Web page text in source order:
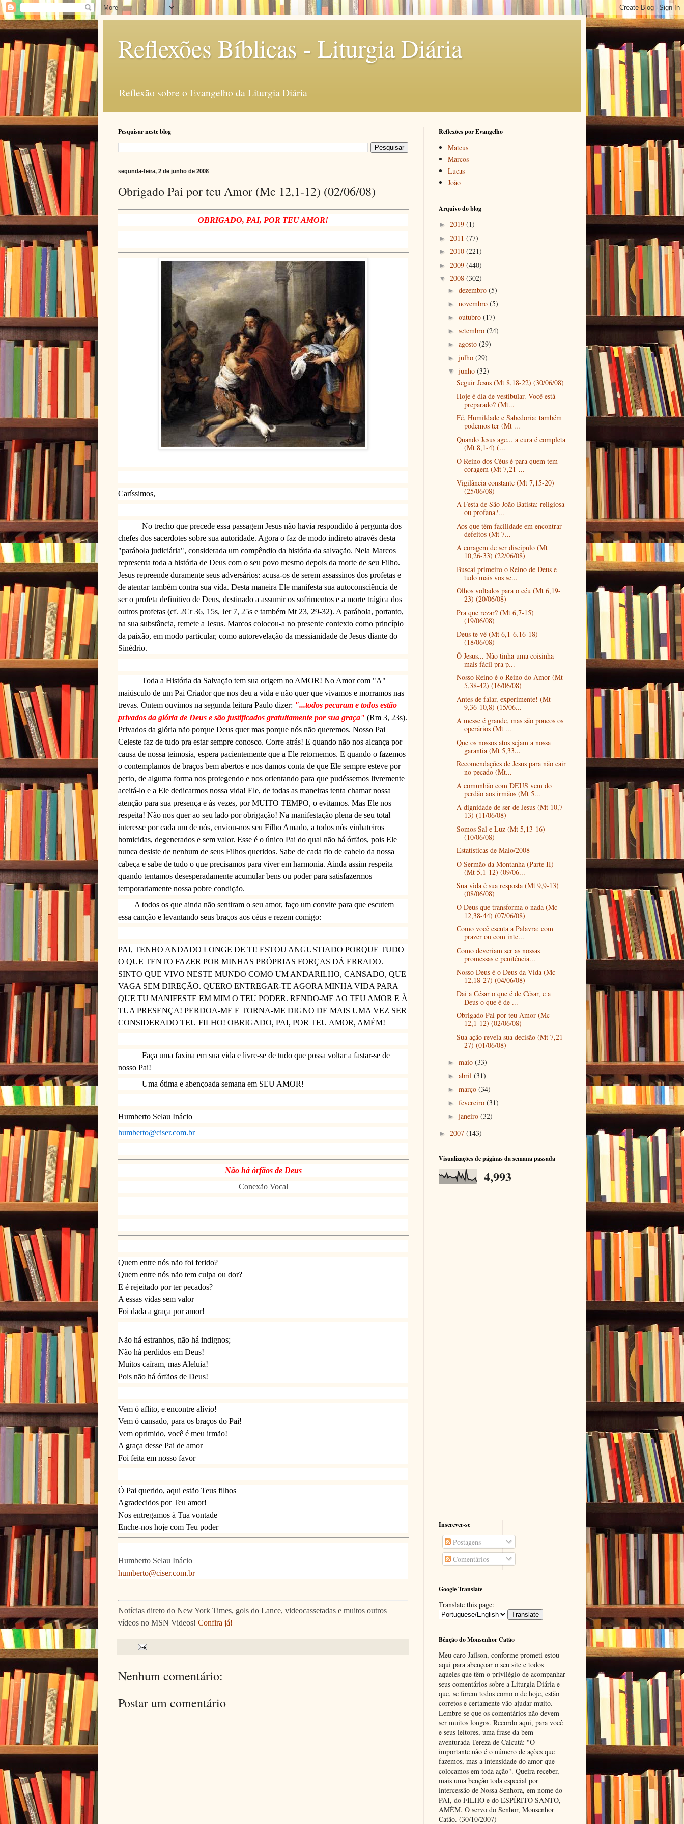
Reflexões Bíblicas - Liturgia Diária
Reflexão sobre o Evangelho da Liturgia Diária
Pesquisar neste blog
segunda-feira, 2 de junho de 2008
Obrigado Pai por teu Amor (Mc 12,1-12) (02/06/08)
OBRIGADO, PAI, POR TEU AMOR!
Caríssimos,
No trecho que precede essa passagem Jesus não havia respondido à pergunta dos
chefes dos sacerdotes sobre sua autoridade. Agora o faz de modo indireto através desta
"parábola judiciária", considerada um compêndio da história da salvação. Nela Marcos
representa toda a história de Deus com o seu povo mesmo depois da morte de seu Filho.
Jesus repreende duramente seus adversários: acusa-os de serem assassinos dos profetas e
de atentar também contra sua vida. Desta maneira Ele manifesta sua autoconsciência de
ser o profeta definitivo de Deus, destinado a assumir os sofrimentos e a morte trágica dos
outros profetas (cf. 2Cr 36, 15s, Jer 7, 25s e também Mt 23, 29-32). A parábola, portanto,
na sua substância, remete a Jesus. Marcos colocou-a no presente contexto como princípio
da paixão, em modo particular, como autorevelação da messianidade de Jesus diante do
Sinédrio.
Toda a História da Salvação tem sua origem no AMOR! No Amor com "A"
maiúsculo de um Pai Criador que nos deu a vida e não quer que vivamos e morramos nas
trevas. Ontem ouvimos na segunda leitura Paulo dizer: "...todos pecaram e todos estão
privados da glória de Deus e são justificados gratuitamente por sua graça" (Rm 3, 23s).
Privados da glória não porque Deus quer mas porque nós não queremos. Nosso Pai
Celeste faz de tudo pra estar sempre conosco. Corre atrás! E quando não nos alcança por
causa de nossa teimosia, espera pacientemente que a Ele retornemos. E quando o fazemos
o contemplamos de braços bem abertos e nos damos conta de que Ele sempre esteve por
perto, de alguma forma nos protegendo e nos orientando para que pudéssemos livremente
aceitá-lo e a Ele dedicarmos nossa vida! Ele, de todas as maneiras tenta chamar nossa
atenção para sua presença e às vezes, por MUITO TEMPO, o evitamos. Mas Ele nos
respeita! Não nos quer ao seu lado por obrigação! Na manifestação plena de seu total
interesse por cada um de nós, enviou-nos seu Filho Amado, a todos nós vinhateiros
homicidas, degenerados e sem valor. Esse é o único Pai do qual não há órfãos, pois Ele
nunca desiste de nenhum de seus Filhos queridos. Sabe de cada fio de cabelo da nossa
cabeça e sabe de tudo o que precisamos para viver em harmonia. Ainda assim respeita
quando tentamos desesperadamente acumular bens ou poder para satisfazermos
temporariamente nossa pobre condição.
A todos os que ainda não sentiram o seu amor, faço um convite para que escutem
essa canção e levantando seus braços aos céus e rezem comigo:
PAI, TENHO ANDADO LONGE DE TI! ESTOU ANGUSTIADO PORQUE TUDO
O QUE TENTO FAZER POR MINHAS PRÓPRIAS FORÇAS DÁ ERRADO.
SINTO QUE VIVO NESTE MUNDO COMO UM ANDARILHO, CANSADO, QUE
VAGA SEM DIREÇÃO. QUERO ENTREGAR-TE AGORA MINHA VIDA PARA
QUE TU MANIFESTE EM MIM O TEU PODER. RENDO-ME AO TEU AMOR E À
TUA PRESENÇA! PERDOA-ME E TORNA-ME DIGNO DE MAIS UMA VEZ SER
CONSIDERADO TEU FILHO! OBRIGADO, PAI, POR TEU AMOR, AMÉM!
Faça uma faxina em sua vida e livre-se de tudo que possa voltar a fastar-se de
nosso Pai!
Uma ótima e abençoada semana em SEU AMOR!
Humberto Selau Inácio
humberto@ciser.com.br
Não há órfãos de Deus
Conexão Vocal
Quem entre nós não foi ferido?
Quem entre nós não tem culpa ou dor?
E é rejeitado por ter pecados?
A essas vidas sem valor
Foi dada a graça por amor!
Não há estranhos, não há indignos;
Não há perdidos em Deus!
Muitos caíram, mas Aleluia!
Pois não há órfãos de Deus!
Vem ó aflito, e encontre alívio!
Vem ó cansado, para os braços do Pai!
Vem oprimido, você é meu irmão!
A graça desse Pai de amor
Foi feita em nosso favor
Ó Pai querido, aqui estão Teus filhos
Agradecidos por Teu amor!
Nos entregamos à Tua vontade
Enche-nos hoje com Teu poder
Humberto Selau Inácio
humberto@ciser.com.br
Notícias direto do New York Times, gols do Lance, videocassetadas e muitos outros
vídeos no MSN Videos! Confira já!
Nenhum comentário:
Postar um comentário
Reflexões por Evangelho
Mateus
Marcos
Lucas
João
Arquivo do blog
► 2019 (1)
► 2011 (77)
► 2010 (221)
► 2009 (440)
▼ 2008 (302)
► dezembro (5)
► novembro (5)
► outubro (17)
► setembro (24)
► agosto (29)
► julho (29)
▼ junho (32)
Seguir Jesus (Mt 8,18-22) (30/06/08)
Hoje é dia de vestibular. Você está
preparado? (Mt...
Fé, Humildade e Sabedoria: também
podemos ter (Mt ...
Quando Jesus age... a cura é completa
(Mt 8,1-4) (...
O Reino dos Céus é para quem tem
coragem (Mt 7,21-...
Vigilância constante (Mt 7,15-20)
(25/06/08)
A Festa de São João Batista: religiosa
ou profana?...
Aos que têm facilidade em encontrar
defeitos (Mt 7...
A coragem de ser discípulo (Mt
10,26-33) (22/06/08)
Buscai primeiro o Reino de Deus e
tudo mais vos se...
Olhos voltados para o céu (Mt 6,19-
23) (20/06/08)
Pra que rezar? (Mt 6,7-15)
(19/06/08)
Deus te vê (Mt 6,1-6.16-18)
(18/06/08)
Ô Jesus... Não tinha uma coisinha
mais fácil pra p...
Nosso Reino é o Reino do Amor (Mt
5,38-42) (16/06/08)
Antes de falar, experimente! (Mt
9,36-10,8) (15/06...
A messe é grande, mas são poucos os
operários (Mt ...
Que os nossos atos sejam a nossa
garantia (Mt 5,33...
Recomendações de Jesus para não cair
no pecado (Mt...
A comunhão com DEUS vem do
perdão aos irmãos (Mt 5...
A dignidade de ser de Jesus (Mt 10,7-
13) (11/06/08)
Somos Sal e Luz (Mt 5,13-16)
(10/06/08)
Estatísticas de Maio/2008
O Sermão da Montanha (Parte II)
(Mt 5,1-12) (09/06...
Sua vida é sua resposta (Mt 9,9-13)
(08/06/08)
O Deus que transforma o nada (Mc
12,38-44) (07/06/08)
Como você escuta a Palavra: com
prazer ou com inte...
Como deveriam ser as nossas
promessas e penitência...
Nosso Deus é o Deus da Vida (Mc
12,18-27) (04/06/08)
Dai a César o que é de César, e a
Deus o que é de ...
Obrigado Pai por teu Amor (Mc
12,1-12) (02/06/08)
Sua ação revela sua decisão (Mt 7,21-
27) (01/06/08)
► maio (33)
► abril (31)
► março (34)
► fevereiro (31)
► janeiro (32)
► 2007 (143)
Visualizações de páginas da semana passada
4,993
Inscrever-se
Postagens
Comentários
Google Translate
Translate this page:
Bênção do Monsenhor Catão
Meu caro Jailson, conforme prometi estou
aqui para abençoar o seu site e todos
aqueles que têm o privilégio de acompanhar
seus comentários sobre a Liturgia Diária e
que, se forem todos como o de hoje, estão
corretos e certamente vão ajudar muito.
Lembre-se que os comentários não devem
ser muitos longos. Recordo aqui, para você
e seus leitores, uma frase da bem-
aventurada Tereza de Calcutá: "O
importante não é o número de ações que
fazemos, mas a intensidade do amor que
colocamos em toda ação". Queira receber,
mais uma benção toda especial por
intercessão de Nossa Senhora, em nome do
PAI, do FILHO e do ESPÍRITO SANTO,
AMÉM. O servo do Senhor, Monsenhor
Catão. (30/10/2007)